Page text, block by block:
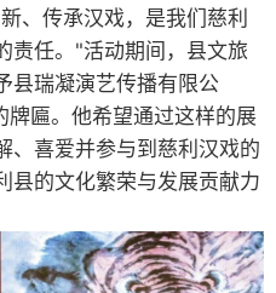
、传承汉戏，是我们慈利
责任。"活动期间，县文旅
县瑞凝演艺传播有限公
匾。他希望通过这样的展
、喜爱并参与到慈利汉戏的
县的文化繁荣与发展贡献力